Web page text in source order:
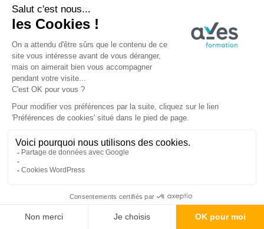
Formations pour les entreprises
Je suis indépendant
Je suis salarié
Je suis demandeur d’emploi
Contact